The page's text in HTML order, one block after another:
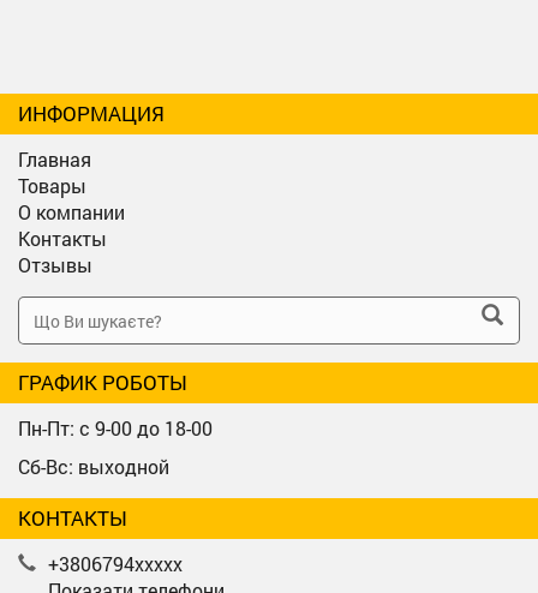
ИНФОРМАЦИЯ
Главная
Товары
О компании
Контакты
Отзывы
ГРАФИК РОБОТЫ
Пн-Пт: с 9-00 до 18-00
Сб-Вс: выходной
КОНТАКТЫ
+3806794xxxxx